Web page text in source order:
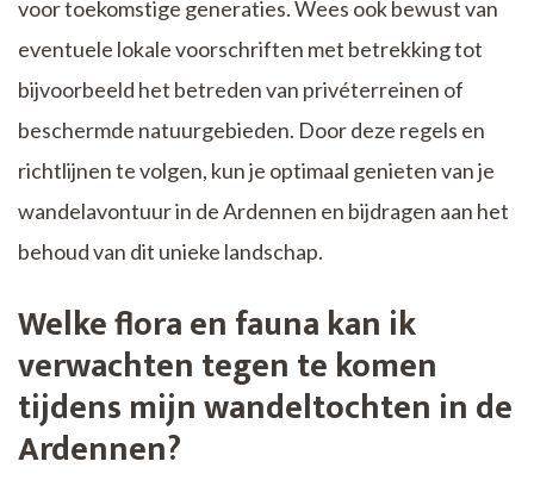
voor toekomstige generaties. Wees ook bewust van
eventuele lokale voorschriften met betrekking tot
bijvoorbeeld het betreden van privéterreinen of
beschermde natuurgebieden. Door deze regels en
richtlijnen te volgen, kun je optimaal genieten van je
wandelavontuur in de Ardennen en bijdragen aan het
behoud van dit unieke landschap.
Welke flora en fauna kan ik
verwachten tegen te komen
tijdens mijn wandeltochten in de
Ardennen?